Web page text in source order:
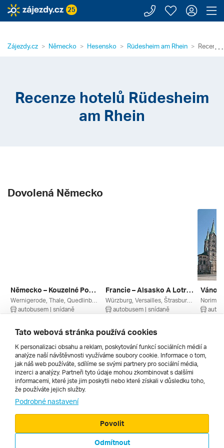
25 Zavolejte
Moje
⋯
Zájezdy.cz Německo Hesensko Rüdesheim am Rhein
Recenze hotelů Rüdesheim
am Rhein
Dovolená Německo
Německo – Kouzelné Pohoří Harz, Brocken
autobusem | snídaně
7 903 Kč
Francie – Alsasko A Lotrinsko
autobusem | snídaně
8 690 Kč
Všechny
Cestopisy
Tato webová stránka používá cookies
K personalizaci obsahu a reklam, poskytování funkcí sociálních médií a
analýze naší návštěvnosti využíváme soubory cookie. Informace o tom,
jak náš web používáte, sdílíme se svými partnery pro sociální média,
inzerci a analýzy. Partneři tyto údaje mohou zkombinovat s dalšími
informacemi, které jste jim poskytli nebo které získali v důsledku toho,
že používáte jejich služby.
Podrobné nastavení
Odmítnout
Povolit